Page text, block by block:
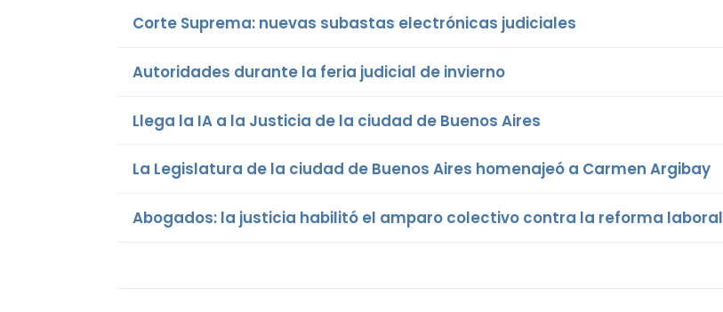
Corte Suprema: nuevas subastas electrónicas judiciales
Autoridades durante la feria judicial de invierno
Llega la IA a la Justicia de la ciudad de Buenos Aires
La Legislatura de la ciudad de Buenos Aires homenajeó a Carmen Argibay
Abogados: la justicia habilitó el amparo colectivo contra la reforma laboral